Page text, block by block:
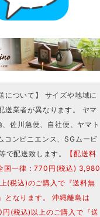
について】 サイズや地域に
送業者が異なります。 ヤマ
、佐川急便、自社便、ヤマト
コンビニエンス、SGムービ
で配送致します。
【配送料
国一律：770円(税込) 3,980
(税込)のご購入で『送料無
となります。 沖縄離島は
(税込)以上のご購入で『送